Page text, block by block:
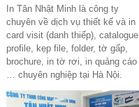
In Tân Nhật Minh là công ty
chuyên về dịch vụ thiết kế và in
card visit (danh thiếp), catalogue,
profile, kẹp file, folder, tờ gấp,
brochure, in tờ rơi, in quảng cáo
… chuyên nghiệp tại Hà Nội.